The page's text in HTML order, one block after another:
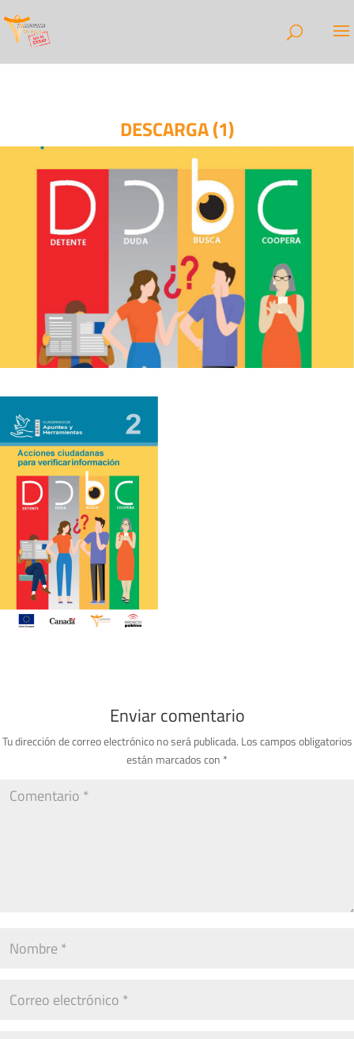
DESCARGA (1)
Enviar comentario
Tu dirección de correo electrónico no será publicada. Los campos obligatorios
están marcados con *